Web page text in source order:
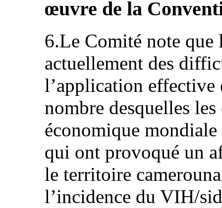
œuvre de la
6.Le Comité note que
actuellement des
l’application
nombre desquelles
économique
qui ont provoqué un
le territoire
l’incidence du VIH/